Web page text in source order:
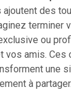
des
terminer
ou
vos amis. Ces
une
à partager.